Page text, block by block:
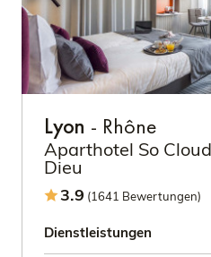
Lyon - Rhône
Aparthotel So
Dieu
3.9 (1641 Bewertungen)
Dienstleistungen